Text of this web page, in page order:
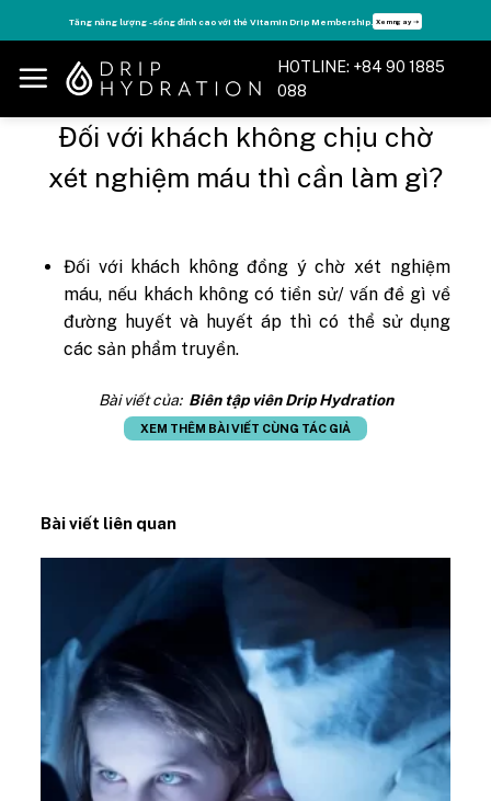
to
content
Tăng năng lượng - sống đỉnh cao với thẻ Vitamin Drip Membership. Xem ngay ➝
HOTLINE: +84 90 1885
088
Đối với khách không chịu chờ
xét nghiệm máu thì cần làm gì?
Đối với khách không đồng ý chờ xét nghiệm
máu, nếu khách không có tiền sử/ vấn đề gì về
đường huyết và huyết áp thì có thể sử dụng
các sản phẩm truyền.
Bài viết của: Biên tập viên Drip Hydration
XEM THÊM BÀI VIẾT CÙNG TÁC GIẢ
Bài viết liên quan